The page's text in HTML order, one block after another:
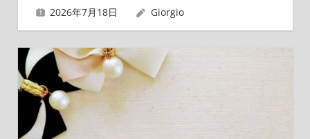
2026年7月18日 Giorgio